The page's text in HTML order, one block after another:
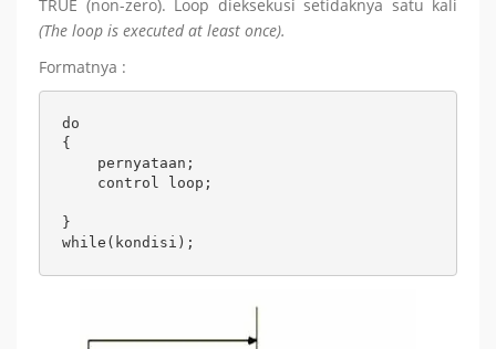
TRUE (non-zero). Loop dieksekusi setidaknya satu kali
(The loop is executed at least once).
Formatnya :
do
{
    pernyataan;
    control loop;
}
while(kondisi);